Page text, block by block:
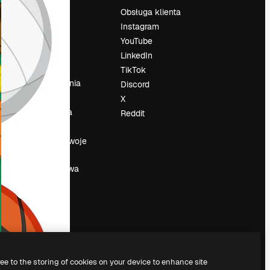
Cennik
O nas
Reviews
Kariera
Trendy
wyszukiwania
Blog
Wydarzenia
Sprzedaj swoje
Sala prasowa
Obsługa klienta
Instagram
YouTube
LinkedIn
TikTok
Discord
X
Reddit
to the storing of cookies on your device to enhance site